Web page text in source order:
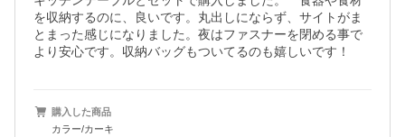
を収納するのに、良いです。丸出しにならず、サイトがま
とまった感じになりました。夜はファスナーを閉める事で
より安心です。収納バッグもついてるのも嬉しいです！
購入した商品
カラー/カーキ